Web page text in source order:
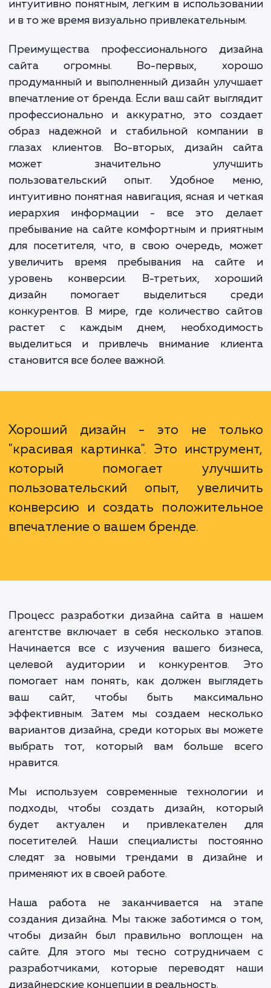
маркетингового агентства предназначена
решения именно этих задач. Мы не
создаем эстетически приятные
Мы заботимся о том, чтобы ваш сайт
интуитивно понятным, легким в
и в то же время визуально
Преимущества профессионального
сайта огромны. Во-первых,
продуманный и выполненный дизайн
впечатление от бренда. Если ваш сайт
профессионально и аккуратно, это
образ надежной и стабильной
глазах клиентов. Во-вторых, дизайн
может значительно
пользовательский опыт. Удобное
интуитивно понятная навигация, ясная и
иерархия информации - все это
пребывание на сайте комфортным и
для посетителя, что, в свою очередь,
уровень конверсии. В-третьих,
конкурентов. В мире, где количество
растет с каждым днем,
выделиться и привлечь внимание
становится все более важной.
"красивая картинка". Это
пользовательский опыт,
конверсию и создать
впечатление о вашем бренде.
Процесс разработки дизайна сайта в
Начинается все с изучения вашего
целевой аудитории и конкурентов.
помогает нам понять, как должен
ваш сайт, чтобы быть
эффективным. Затем мы создаем
выбрать тот, который вам больше
нравится.
Мы используем современные
подходы, чтобы создать дизайн,